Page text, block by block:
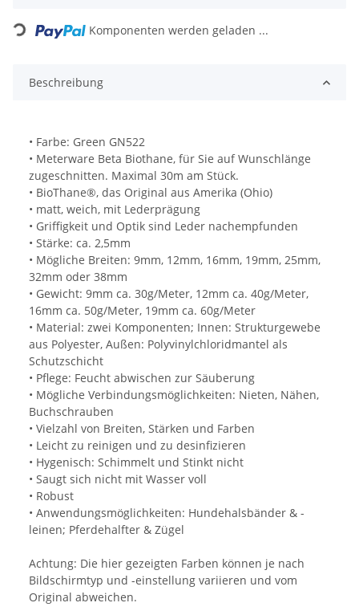
Loading... Komponenten werden geladen ...
Beschreibung
• Farbe: Green GN522
• Meterware Beta Biothane, für Sie auf Wunschlänge
zugeschnitten. Maximal 30m am Stück.
• BioThane®, das Original aus Amerika (Ohio)
• matt, weich, mit Lederprägung
• Griffigkeit und Optik sind Leder nachempfunden
• Stärke: ca. 2,5mm
• Mögliche Breiten: 9mm, 12mm, 16mm, 19mm, 25mm,
32mm oder 38mm
• Gewicht: 9mm ca. 30g/Meter, 12mm ca. 40g/Meter,
16mm ca. 50g/Meter, 19mm ca. 60g/Meter
• Material: zwei Komponenten; Innen: Strukturgewebe
aus Polyester, Außen: Polyvinylchloridmantel als
Schutzschicht
• Pflege: Feucht abwischen zur Säuberung
• Mögliche Verbindungsmöglichkeiten: Nieten, Nähen,
Buchschrauben
• Vielzahl von Breiten, Stärken und Farben
• Leicht zu reinigen und zu desinfizieren
• Hygenisch: Schimmelt und Stinkt nicht
• Saugt sich nicht mit Wasser voll
• Robust
• Anwendungsmöglichkeiten: Hundehalsbänder & -
leinen; Pferdehalfter & Zügel
Achtung: Die hier gezeigten Farben können je nach
Bildschirmtyp und -einstellung variieren und vom
Original abweichen.